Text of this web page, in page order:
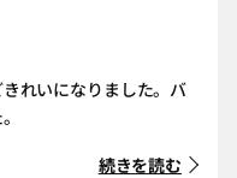
れいになりました。バ
続きを読む